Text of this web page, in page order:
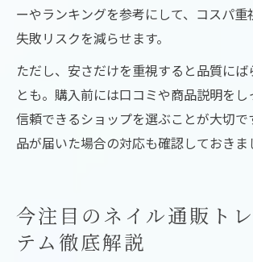
ーやランキングを参考にして、コスパ重
失敗リスクを減らせます。
ただし、安さだけを重視すると品質にば
とも。購入前には口コミや商品説明をし
信頼できるショップを選ぶことが大切で
品が届いた場合の対応も確認しておきま
今注目のネイル通販ト
テム徹底解説